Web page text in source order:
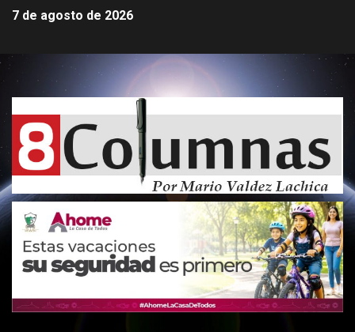
7 de agosto de 2026